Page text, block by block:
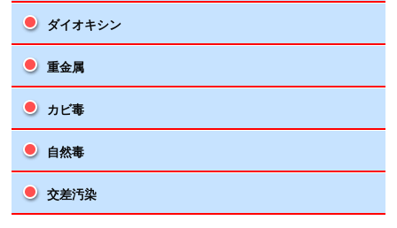
ダイオキシン
重金属
カビ毒
自然毒
交差汚染